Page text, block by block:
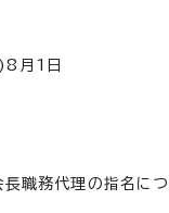
月1日
職務代理の指名に